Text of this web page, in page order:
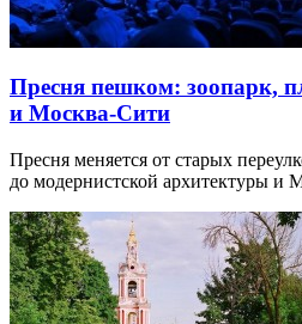
Пресня пешком: зоопарк,
и Москва-Сити
Пресня меняется от старых
до модернистской архитектуры и